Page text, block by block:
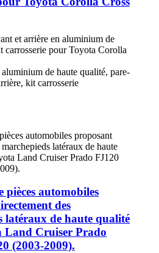
et arrière en aluminium de
carrosserie pour Toyota Corolla
de haute qualité, pare-
kit carrosserie
pièces automobiles
des
latéraux de haute qualité
Land Cruiser Prado
(2003-2009).